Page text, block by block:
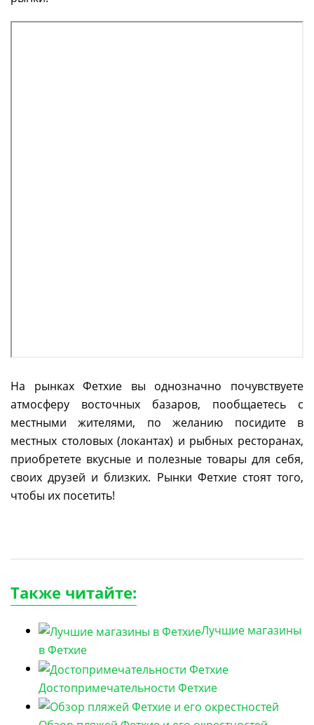
На рынках Фетхие вы однозначно почувствуете
атмосферу восточных базаров, пообщаетесь с
местными жителями, по желанию посидите в
местных столовых (локантах) и рыбных ресторанах,
приобретете вкусные и полезные товары для себя,
своих друзей и близких. Рынки Фетхие стоят того,
чтобы их посетить!
Также читайте:
Лучшие магазины
в Фетхие
Достопримечательности Фетхие